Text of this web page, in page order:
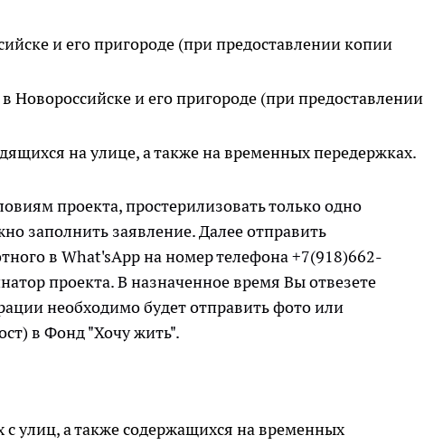
и его пригороде (при предоставлении копии
и его пригороде (при предоставлении
на улице, а также на временных передержках.
проекта, простерилизовать только одно
заполнить заявление. Далее отправить
в What'sApp на номер телефона +7(918)662-
проекта. В назначенное время Вы отвезете
необходимо будет отправить фото или
в Фонд "Хочу жить".
улиц, а также содержащихся на временных